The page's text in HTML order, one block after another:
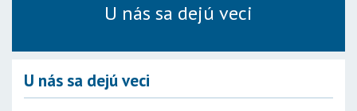
U nás sa dejú veci
U nás sa dejú veci